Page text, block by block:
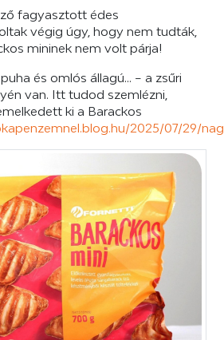
fagyasztott édes
végig úgy, hogy nem tudták,
mininek nem volt párja!
és omlós állagú... – a zsűri
van. Itt tudod szemlézni,
ki a Barackos
2025/07/29/